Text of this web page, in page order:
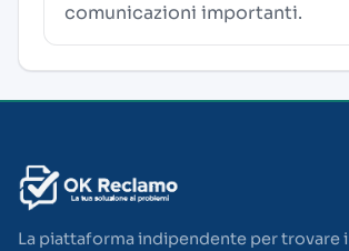
comunicazioni importanti.
La piattaforma indipendente per trovare i